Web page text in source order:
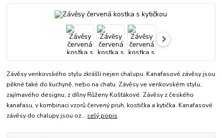
Závěsy venkovského stylu zkrášlí nejen chalupu. Kanafasové závěsy jsou
pěkné také do kuchyně, nebo na chatu. Závěsy ve venkovském stylu,
zajímavého designu, z dílny Růženy Košťákové. Závěsy z českého
kanafasu, v kombinaci vzorů červený pruh, kostička a kytička. Kanafasové
závěsy do chalupy jsou oz... celý popis